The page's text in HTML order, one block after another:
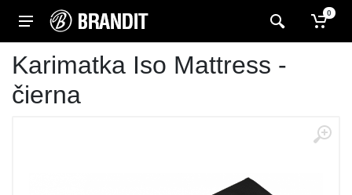
0
Karimatka Iso Mattress -
čierna